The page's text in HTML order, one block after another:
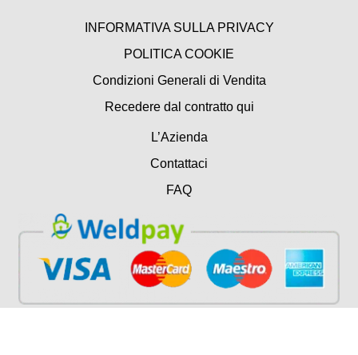
INFORMATIVA SULLA PRIVACY
POLITICA COOKIE
Condizioni Generali di Vendita
Recedere dal contratto qui
L’Azienda
Contattaci
FAQ